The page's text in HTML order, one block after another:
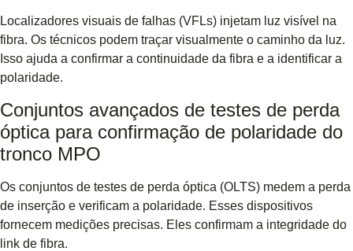
Localizadores visuais de falhas (VFLs) injetam luz visível na
fibra. Os técnicos podem traçar visualmente o caminho da luz.
Isso ajuda a confirmar a continuidade da fibra e a identificar a
polaridade.
Conjuntos avançados de testes de perda
óptica para confirmação de polaridade do
tronco MPO
Os conjuntos de testes de perda óptica (OLTS) medem a perda
de inserção e verificam a polaridade. Esses dispositivos
fornecem medições precisas. Eles confirmam a integridade do
link de fibra.